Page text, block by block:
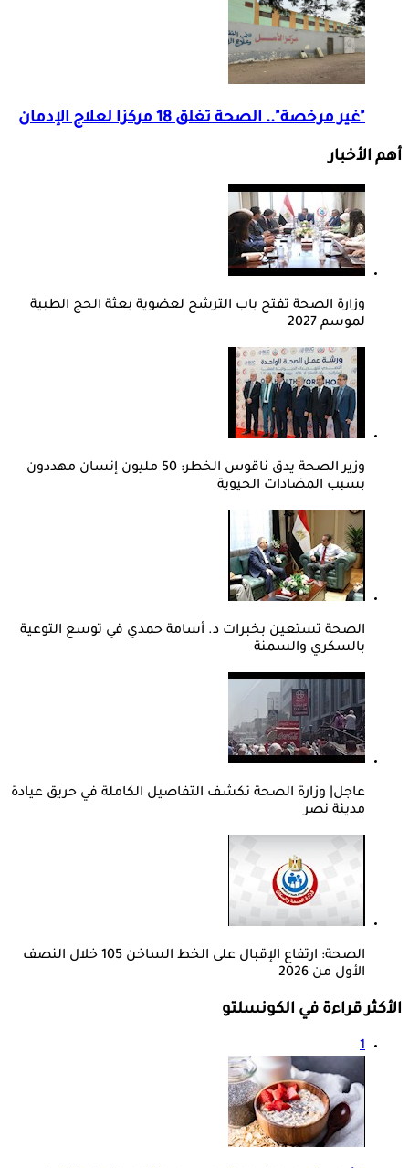
"غير مرخصة".. الصحة تغلق 18 مركزا لعلاج الإدمان
أهم الأخبار
وزارة الصحة تفتح باب الترشح لعضوية بعثة الحج الطبية
لموسم 2027
وزير الصحة يدق ناقوس الخطر: 50 مليون إنسان مهددون
بسبب المضادات الحيوية
الصحة تستعين بخبرات د. أسامة حمدي في توسع التوعية
بالسكري والسمنة
عاجل| وزارة الصحة تكشف التفاصيل الكاملة في حريق عيادة
مدينة نصر
الصحة: ارتفاع الإقبال على الخط الساخن 105 خلال النصف
الأول من 2026
الأكثر قراءة في الكونسلتو
1